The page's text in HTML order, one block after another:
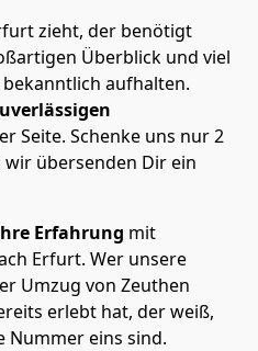
zieht, der benötigt
Überblick und viel
aufhalten.
Seite. Schenke uns nur2
wir übersenden Dir ein
Erfahrung mit
Erfurt. Wer unsere
Umzug von Zeuthen
erlebt hat, der weiß,
Nummer eins sind.